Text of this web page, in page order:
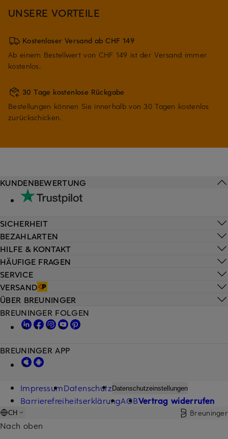
UNSERE VORTEILE
Kostenloser Versand ab CHF 149
Ab einem Bestellwert von CHF 149 ist der Versand immer
kostenlos.
30 Tage kostenlose Rückgabe
Bestellungen können Sie innerhalb von 30 Tagen kostenlos
zurückschicken.
HILFE & KONTAKT
HÄUFIGE FRAGEN
SERVICE
VERSAND
KUNDENBEWERTUNG
SICHERHEIT
BEZAHLARTEN
ÜBER BREUNINGER
BREUNINGER FOLGEN
BREUNINGER APP
ImpressumDatenschutzDatenschutzeinstellungen
BarrierefreiheitserklärungAGBVertrag widerrufen
CH Breuninger
Nach oben